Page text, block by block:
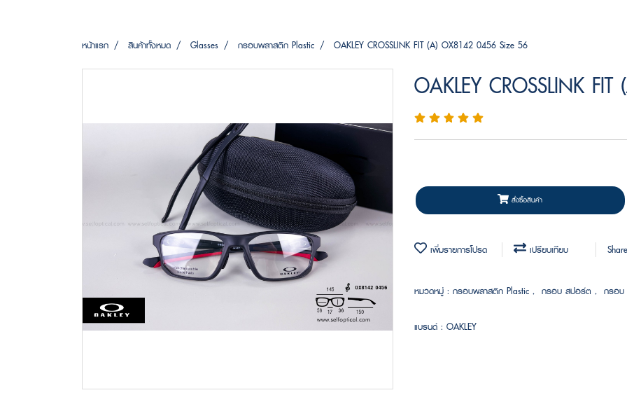
หน้าแรก สินค้าทั้งหมด Glasses กรอบพลาสติก Plastic OAKLEY CROSSLINK FIT (A) OX8142 0456 Size 56
OAKLEY CROSSLINK
สั่งซื้อสินค้า
เพิ่มรายการโปรด เปรียบเทียบ Share
หมวดหมู่ : กรอบพลาสติก Plastic , กรอบ สปอร์ต , กรอ
แบรนด์ : OAKLEY